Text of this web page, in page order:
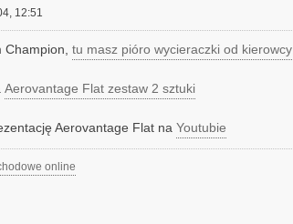
12:51
tu masz pióro wycieraczki od kierowcy
Aerovantage Flat zestaw 2 sztuki
Aerovantage Flat na Youtubie
online